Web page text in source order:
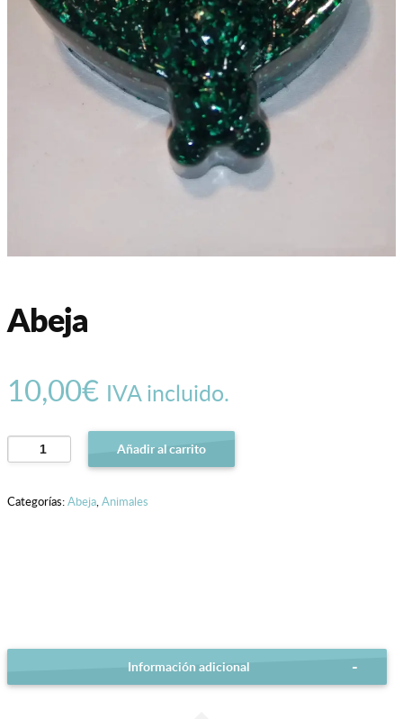
Abeja
10,00€ IVA incluido.
Añadir al carrito
Categorías:Abeja Animales
Información adicional